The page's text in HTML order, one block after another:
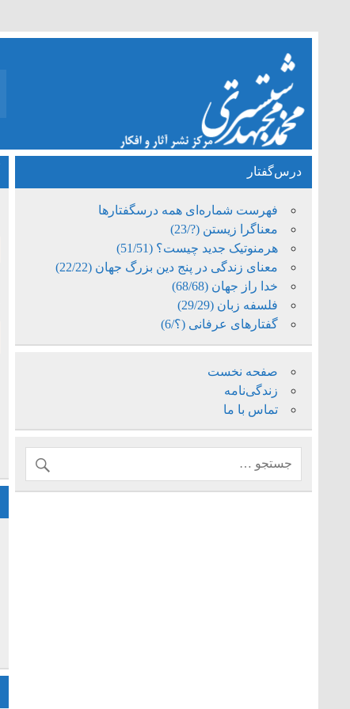
درس‌گفتار
فهرست شماره‌ای همه درسگفتارها
معناگرا زیستن (?/23)
هرمنوتیک جدید چیست؟ (51/51)
معنای زندگی در پنج دین بزرگ جهان (22/22)
خدا راز جهان (68/68)
فلسفه زبان (29/29)
گفتارهای عرفانی (؟/6)
صفحه نخست
زندگی‌نامه
تماس با ما